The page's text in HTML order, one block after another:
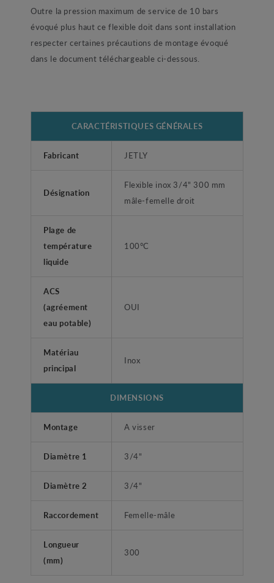
Outre la pression maximum de service de 10 bars
évoqué plus haut ce flexible doit dans sont installation
respecter certaines précautions de montage évoqué
dans le document téléchargeable ci-dessous.
CARACTÉRISTIQUES GÉNÉRALES
Fabricant JETLY
Désignation
Flexible inox 3/4" 300 mm
mâle-femelle droit
Plage de
température
liquide
100°C
ACS
(agréement
eau potable)
OUI
Matériau
principal
Inox
DIMENSIONS
Montage A visser
Diamètre 1 3/4"
Diamètre 2 3/4"
Raccordement Femelle-mâle
Longueur
(mm)
300